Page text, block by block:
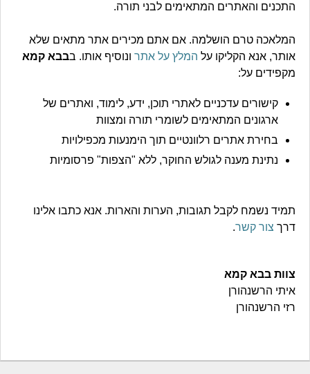
התכנים והאתרים המתאימים לבני תורה.
המלאכה טרם הושלמה. אם אתם מכירים אתר מתאים שלא
אותר, אנא הקליקו על המלץ על אתר ונוסיף אותו. בבבא קמא
מקפידים על:
קישורים עדכניים לאתרי תוכן, ידע, לימוד, ואתרים של
ארגונים המתאימים לשומרי תורה ומצוות
בחירת אתרים רלוונטיים תוך הימנעות מכפילויות
נתינת מענה לגולש החוקר, ללא "הצפות" פרסומיות
תמיד נשמח לקבל תגובות, הערות והארות. אנא כתבו אלינו
דרך צור קשר.
צוות בבא קמא
איתי הרשנהורן
רזי הרשנהורן